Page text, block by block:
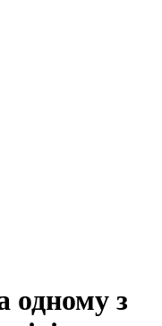
одному з